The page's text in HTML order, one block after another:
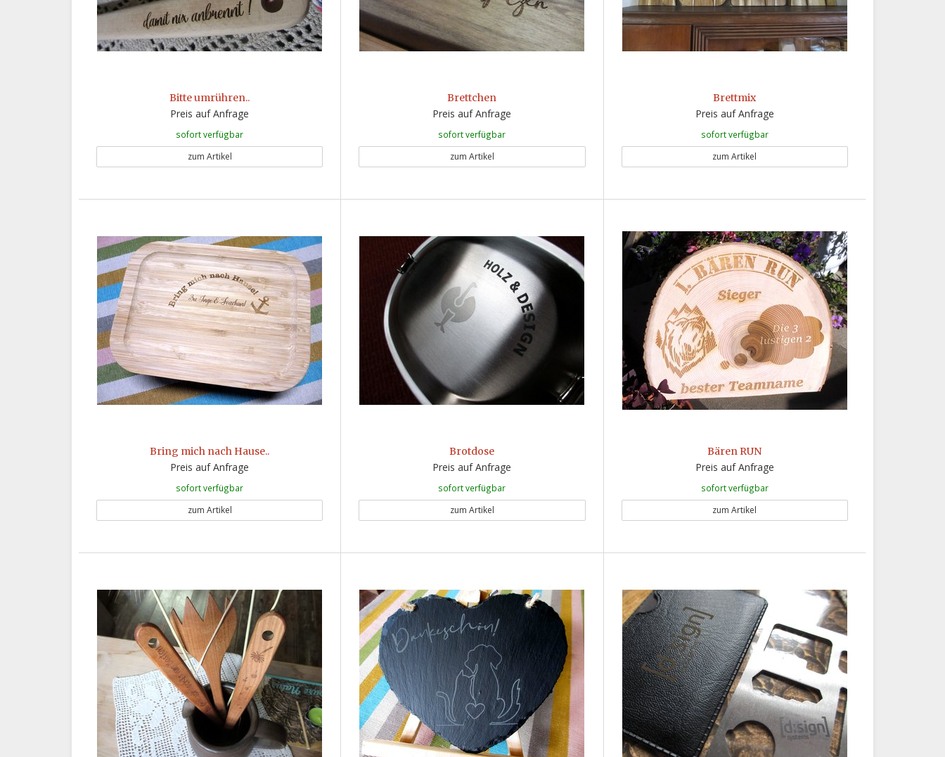
Bitte umrühren..
Preis auf Anfrage
sofort verfügbar
zum Artikel
Brettchen
Preis auf Anfrage
sofort verfügbar
zum Artikel
Brettmix
Preis auf Anfrage
sofort verfügbar
zum Artikel
Bring mich nach Hause..
Preis auf Anfrage
sofort verfügbar
zum Artikel
Brotdose
Preis auf Anfrage
sofort verfügbar
zum Artikel
Bären RUN
Preis auf Anfrage
sofort verfügbar
zum Artikel